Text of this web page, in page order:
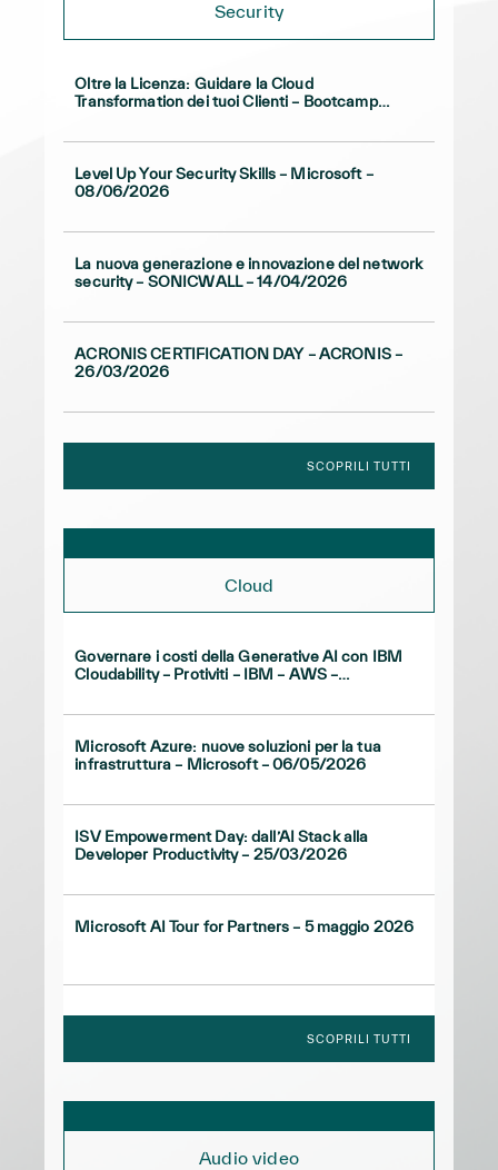
Security
Oltre la Licenza: Guidare la Cloud
Transformation dei tuoi Clienti – Bootcamp
Level Up Your Security Skills – Microsoft –
08/06/2026
La nuova generazione e innovazione del network
security – SONICWALL – 14/04/2026
ACRONIS CERTIFICATION DAY – ACRONIS –
26/03/2026
SCOPRILI TUTTI
Cloud
Governare i costi della Generative AI con IBM
Cloudability – Protiviti – IBM – AWS –
Microsoft Azure: nuove soluzioni per la tua
infrastruttura – Microsoft – 06/05/2026
ISV Empowerment Day: dall’AI Stack alla
Developer Productivity – 25/03/2026
Microsoft AI Tour for Partners – 5 maggio 2026
SCOPRILI TUTTI
Audio video